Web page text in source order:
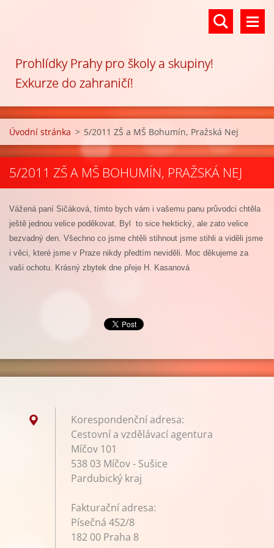
Prohlídky Prahy pro školy a skupiny!
Exkurze do zahraničí!
Úvodní stránka > 5/2011 ZŠ a MŠ Bohumín, Pražská Nej
5/2011 ZŠ A MŠ BOHUMÍN, PRAŽSKÁ NEJ
Vážená paní Sičáková, tímto bych vám i vašemu panu průvodci chtěla
ještě jednou velice poděkovat. Byl to sice hektický, ale zato velice
bezvadný den. Všechno co jsme chtěli stihnout jsme stihli a viděli jsme
i věci, které jsme v Praze nikdy předtím neviděli. Moc děkujeme za
vaši ochotu. Krásný zbytek dne přeje H. Kasanová
Korespondenční adresa:
Cestovní a vzdělávací agentura
Míčov 101
538 03 Míčov - Sušice
Pardubický kraj
Fakturační adresa:
Písečná 452/8
182 00 Praha 8